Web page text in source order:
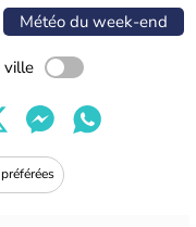
Météo du week-end
ville